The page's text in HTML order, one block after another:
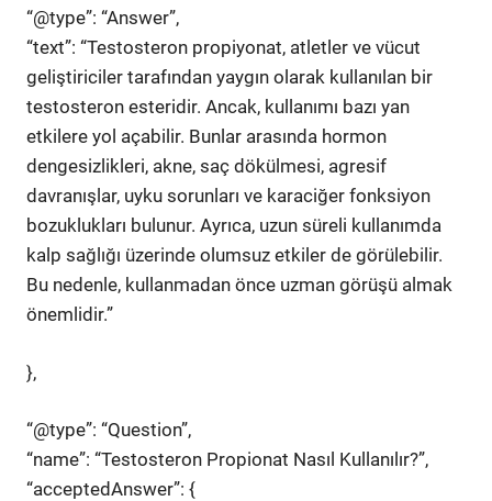
“@type”: “Answer”,
“text”: “Testosteron propiyonat, atletler ve vücut
geliştiriciler tarafından yaygın olarak kullanılan bir
testosteron esteridir. Ancak, kullanımı bazı yan
etkilere yol açabilir. Bunlar arasında hormon
dengesizlikleri, akne, saç dökülmesi, agresif
davranışlar, uyku sorunları ve karaciğer fonksiyon
bozuklukları bulunur. Ayrıca, uzun süreli kullanımda
kalp sağlığı üzerinde olumsuz etkiler de görülebilir.
Bu nedenle, kullanmadan önce uzman görüşü almak
önemlidir.”
},
“@type”: “Question”,
“name”: “Testosteron Propionat Nasıl Kullanılır?”,
“acceptedAnswer”: {